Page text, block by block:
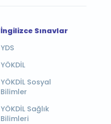
İngilizce Sınavlar
YDS
YÖKDİL
YÖKDİL Sosyal
Bilimler
YÖKDİL Sağlık
Bilimleri